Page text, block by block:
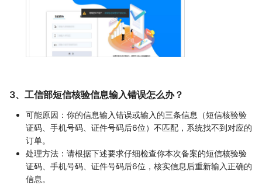
3、工信部短信核验信息输入错误怎么办？
可能原因：你的信息输入错误或输入的三条信息（短信核验验
证码、手机号码、证件号码后6位）不匹配，系统找不到对应的
订单。
处理方法：请根据下述要求仔细检查你本次备案的短信核验验
证码、手机号码、证件号码后6位，核实信息后重新输入正确的
信息。